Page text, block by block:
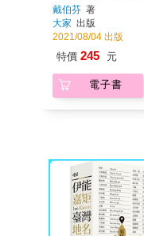
戴伯芬 著
大家 出版
2021/08/04 出版
特價 245 元
電子書